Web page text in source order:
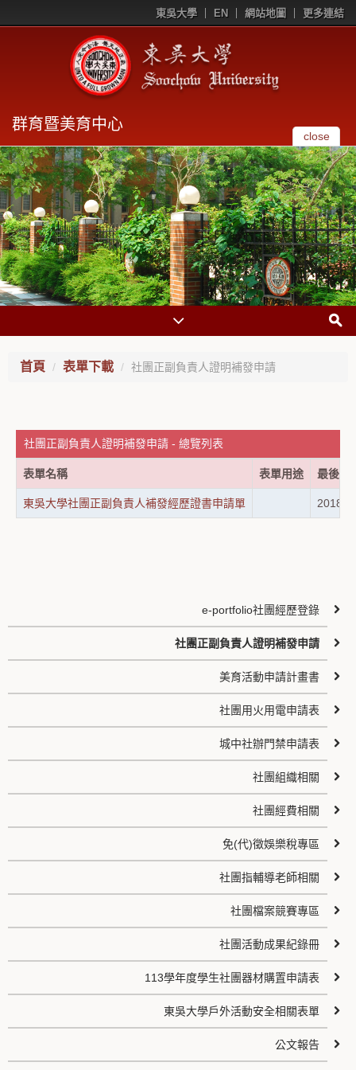
東吳大學 EN 網站地圖 更多連結
群育暨美育中心
close
首頁 表單下載 社團正副負責人證明補發申請
社團正副負責人證明補發申請 - 總覽列表
表單名稱 表單用途 最後修
東吳大學社團正副負責人補發經歷證書申請單 2018-
e-portfolio社團經歷登錄
社團正副負責人證明補發申請
美育活動申請計畫書
社團用火用電申請表
城中社辦門禁申請表
社團組織相關
社團經費相關
免(代)徵娛樂稅專區
社團指輔導老師相關
社團檔案競賽專區
社團活動成果紀錄冊
113學年度學生社團器材購置申請表
東吳大學戶外活動安全相關表單
公文報告